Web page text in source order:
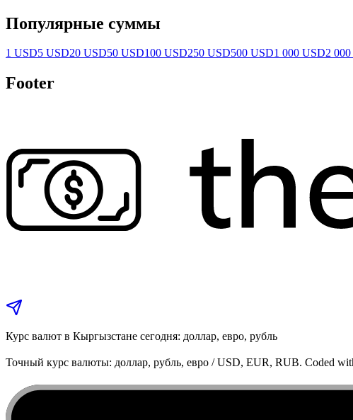
Популярные суммы
1 USD5 USD20 USD50 USD100 USD250 USD500 USD1 000 USD2
Footer
Курс валют в Кыргызстане сегодня: доллар, евро, рубль
Точный курс валюты: доллар, рубль, евро / USD, EUR, RUB. Coded